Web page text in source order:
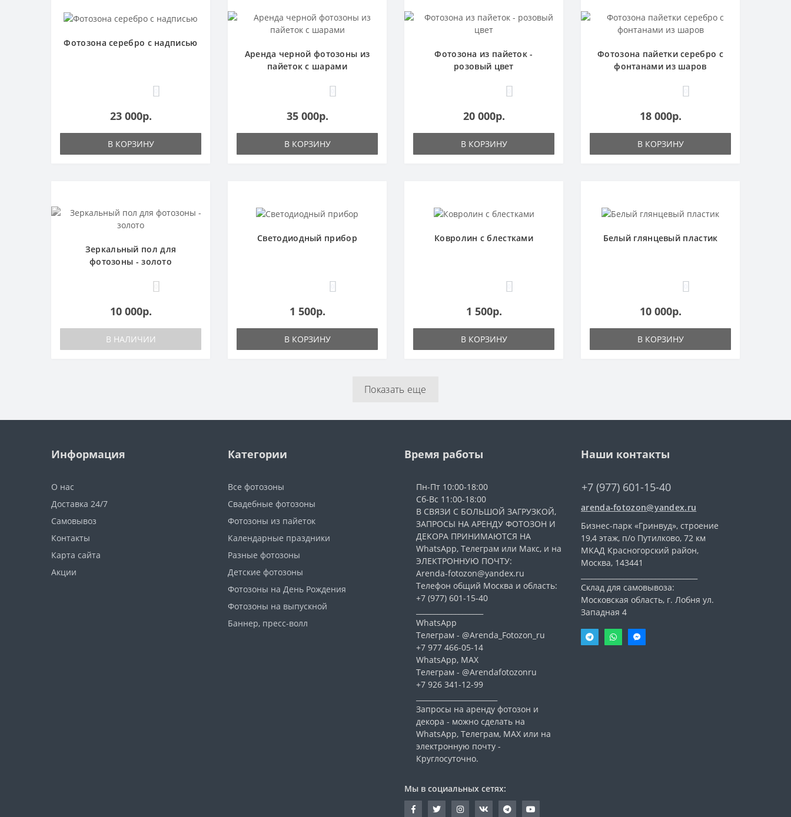
Фотозона серебро с надписью
23 000р.
В КОРЗИНУ
Аренда черной фотозоны из
пайеток с шарами
35 000р.
В КОРЗИНУ
Фотозона из пайеток -
розовый цвет
20 000р.
В КОРЗИНУ
Фотозона пайетки серебро с
фонтанами из шаров
18 000р.
В КОРЗИНУ
Зеркальный пол для
фотозоны - золото
10 000р.
В НАЛИЧИИ
Светодиодный прибор
1 500р.
В КОРЗИНУ
Ковролин с блестками
1 500р.
В КОРЗИНУ
Белый глянцевый пластик
10 000р.
В КОРЗИНУ
Показать еще
Информация
О нас
Доставка 24/7
Самовывоз
Контакты
Карта сайта
Акции
Категории
Все фотозоны
Свадебные фотозоны
Фотозоны из пайеток
Календарные праздники
Разные фотозоны
Детские фотозоны
Фотозоны на День Рождения
Фотозоны на выпускной
Баннер, пресс-волл
Время работы
Пн-Пт 10:00-18:00
Сб-Вс 11:00-18:00
В СВЯЗИ С БОЛЬШОЙ ЗАГРУЗКОЙ,
ЗАПРОСЫ НА АРЕНДУ ФОТОЗОН И
ДЕКОРА ПРИНИМАЮТСЯ НА
WhatsApp, Телеграм или Макс, и на
ЭЛЕКТРОННУЮ ПОЧТУ:
Arenda-fotozon@yandex.ru
Телефон общий Москва и область:
+7 (977) 601-15-40
WhatsApp
Телеграм - @Arenda_Fotozon_ru
+7 977 466-05-14
WhatsApp, МАХ
Телеграм - @Arendafotozonru
+7 926 341-12-99
Запросы на аренду фотозон и
декора - можно сделать на
WhatsApp, Телеграм, МАХ или на
электронную почту -
Круглосуточно.
Мы в социальных сетях:
Наши контакты
+7 (977) 601-15-40
arenda-fotozon@yandex.ru
Бизнес-парк «Гринвуд», строение
19,4 этаж, п/о Путилково, 72 км
МКАД Красногорский район,
Москва, 143441
Склад для самовывоза:
Московская область, г. Лобня ул.
Западная 4